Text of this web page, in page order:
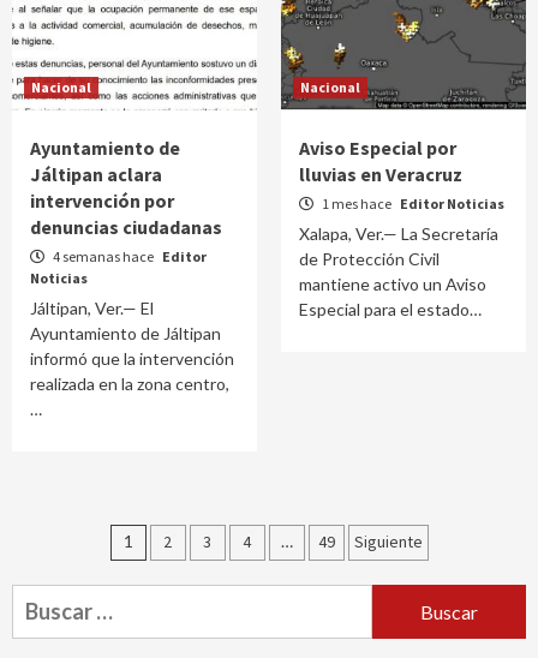
Nacional
Ayuntamiento de
Jáltipan aclara
intervención por
denuncias ciudadanas
4 semanas hace Editor
Noticias
Jáltipan, Ver.— El
Ayuntamiento de Jáltipan
informó que la intervención
realizada en la zona centro,
…
Nacional
Aviso Especial por
lluvias en Veracruz
1 mes hace Editor Noticias
Xalapa, Ver.— La Secretaría
de Protección Civil
mantiene activo un Aviso
Especial para el estado…
Paginación
de
entradas
1 2 3 4 … 49 Siguiente
Buscar: